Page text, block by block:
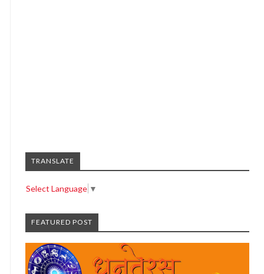
TRANSLATE
Select Language ▼
FEATURED POST